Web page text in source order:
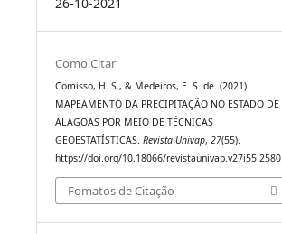
26-10-2021
Como Citar
Comisso, H. S., & Medeiros, E. S. de. (2021).
MAPEAMENTO DA PRECIPITAÇÃO NO ESTADO DE
ALAGOAS POR MEIO DE TÉCNICAS
GEOESTATÍSTICAS.Revista Univap,27(55).
https://doi.org/10.18066/revistaunivap.v27i55.2580
Fomatos de Citação